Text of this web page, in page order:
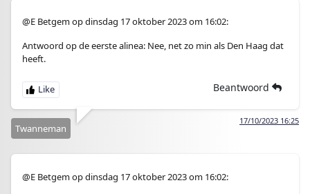
@E Betgem op dinsdag 17 oktober 2023 om 16:02:
Antwoord op de eerste alinea: Nee, net zo min als Den Haag dat
heeft.
Beantwoord
17/10/2023 16:25
Twanneman
@E Betgem op dinsdag 17 oktober 2023 om 16:02: